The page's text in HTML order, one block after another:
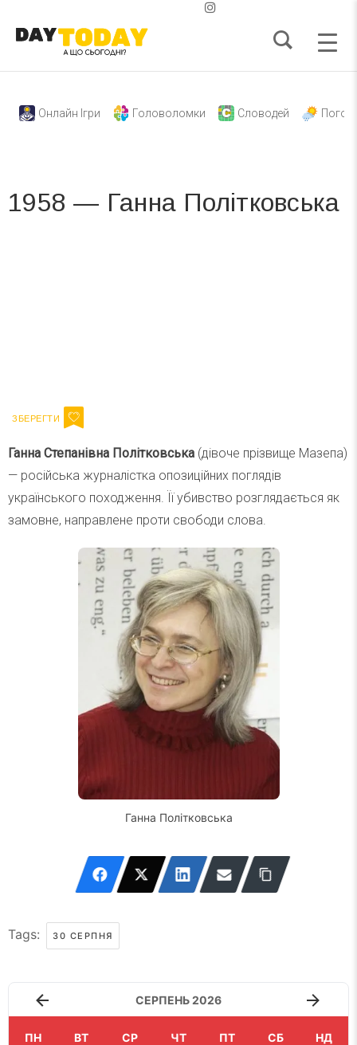
Онлайн Ігри Головоломки Словодей
1958 — Ганна Політковська
Ганна Степанівна Політковська (дівоче прізвище Мазепа)
— російська журналістка опозиційних поглядів
українського походження. Її убивство розглядається як
замовне, направлене проти свободи слова.
Ганна Політковська
Tags: 30 СЕРПНЯ
СЕРПЕНЬ 2026
ПН ВТ СР ЧТ ПТ СБ НД